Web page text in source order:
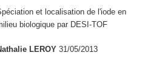
et localisation de l'iode en
biologique par DESI-TOF
LEROY 31/05/2013